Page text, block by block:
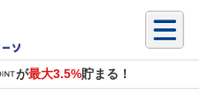
が最大3.5%貯まる！